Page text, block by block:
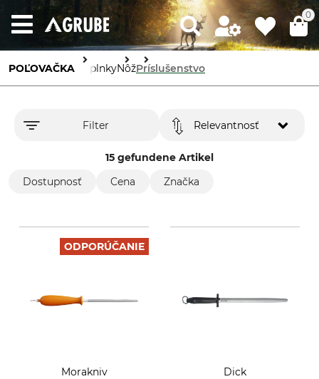
0
POĽOVAČKA DoplnkyNôžPríslušenstvo
Filter
15 gefundene Artikel
Relevantnosť
Dostupnosť Cena Značka
ODPORÚČANIE
Morakniv
Dick